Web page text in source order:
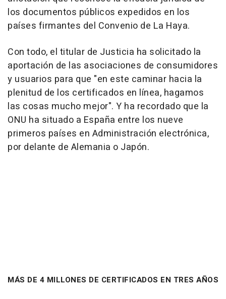
los documentos públicos expedidos en los
países firmantes del Convenio de La Haya.
Con todo, el titular de Justicia ha solicitado la
aportación de las asociaciones de consumidores
y usuarios para que "en este caminar hacia la
plenitud de los certificados en línea, hagamos
las cosas mucho mejor". Y ha recordado que la
ONU ha situado a España entre los nueve
primeros países en Administración electrónica,
por delante de Alemania o Japón.
MÁS DE 4 MILLONES DE CERTIFICADOS EN TRES AÑOS